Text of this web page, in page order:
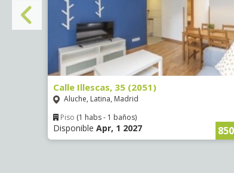
Calle Illescas, 35 (2051)
Aluche, Latina, Madrid
Piso (1 habs - 1 baños)
Disponible Apr, 1 2027